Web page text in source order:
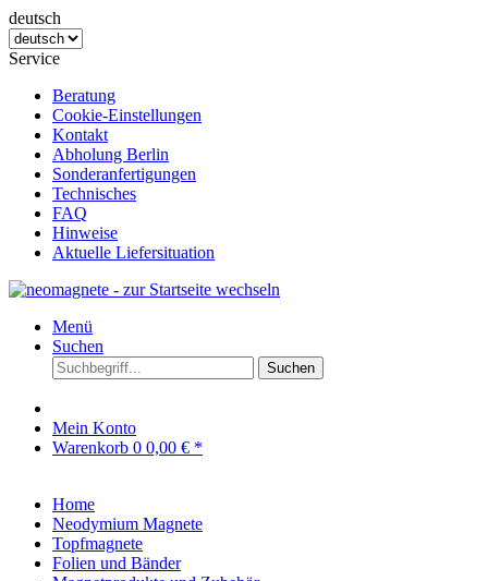
deutsch
Service
Beratung
Cookie-Einstellungen
Kontakt
Abholung Berlin
Sonderanfertigungen
Technisches
FAQ
Hinweise
Aktuelle Liefersituation
Menü
Suchen
Suchen
Mein Konto
Warenkorb 0 0,00 € *
Home
Neodymium Magnete
Topfmagnete
Folien und Bänder